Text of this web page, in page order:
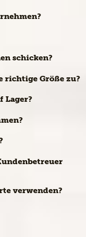
schicken?
richtige Größe zu?
Lager?
verwenden?